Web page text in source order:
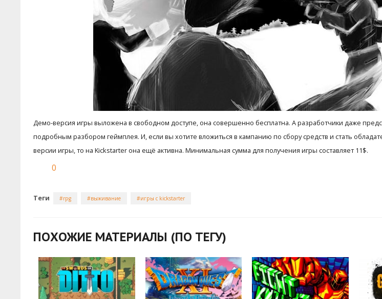
Демо-версия игры выложена в свободном доступе, она совершенно бесплатна. А разработчики даже
подробным разбором геймплея. И, если вы хотите вложиться в кампанию по сбору средств и стать
версии игры, то на Kickstarter она ещё активна. Минимальная сумма для получения игры составляет 11$.
0
Теги rpg выживание игры с kickstarter
ПОХОЖИЕ МАТЕРИАЛЫ (ПО ТЕГУ)